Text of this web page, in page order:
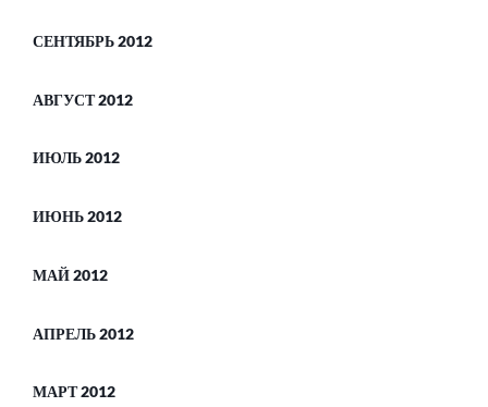
СЕНТЯБРЬ 2012
АВГУСТ 2012
ИЮЛЬ 2012
ИЮНЬ 2012
МАЙ 2012
АПРЕЛЬ 2012
МАРТ 2012